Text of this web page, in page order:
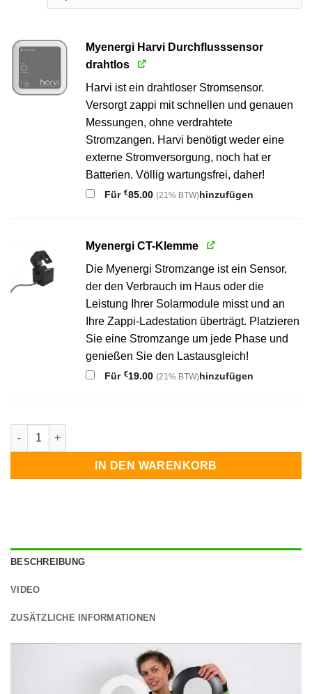
Myenergi Harvi Durchflusssensor
drahtlos
Harvi ist ein drahtloser Stromsensor.
Versorgt zappi mit schnellen und genauen
Messungen, ohne verdrahtete
Stromzangen. Harvi benötigt weder eine
externe Stromversorgung, noch hat er
Batterien. Völlig wartungsfrei, daher!
Für €85.00 (21% BTW)hinzufügen
Myenergi CT-Klemme
Die Myenergi Stromzange ist ein Sensor,
der den Verbrauch im Haus oder die
Leistung Ihrer Solarmodule misst und an
Ihre Zappi-Ladestation überträgt. Platzieren
Sie eine Stromzange um jede Phase und
genießen Sie den Lastausgleich!
Für €19.00 (21% BTW)hinzufügen
Zappi smart Ladestation 3 Phasen - 6.5m Kabel Menge
IN DEN WARENKORB
BESCHREIBUNG
VIDEO
ZUSÄTZLICHE INFORMATIONEN